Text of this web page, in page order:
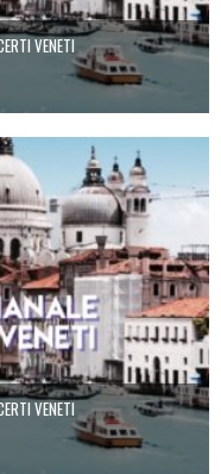
VENETI
VENETI